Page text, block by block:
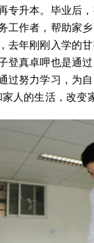
专升本。毕业后
工作者，帮助家
去年刚刚入学的
登真卓呷也是通
过努力学习，为
人的生活，改变